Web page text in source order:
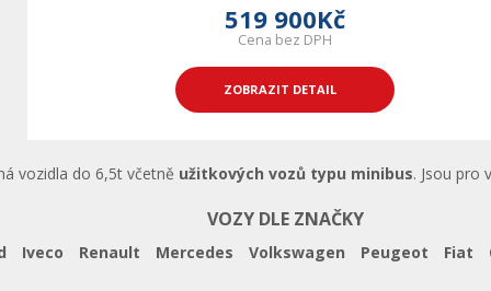
519 900Kč
Cena bez DPH
ZOBRAZIT DETAIL
vozidla do 6,5t včetně užitkových vozů typu minibus. Jsou pro
VOZY DLE ZNAČKY
Iveco Renault Mercedes Volkswagen Peugeot Fiat